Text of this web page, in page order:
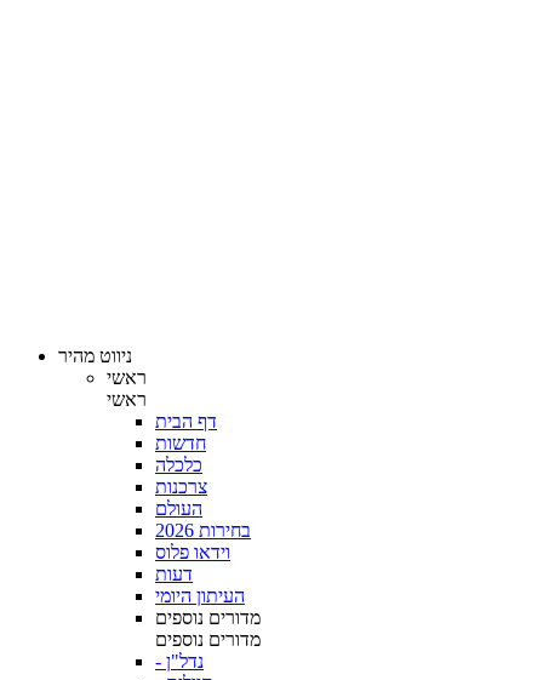
ניווט מהיר
ראשי
ראשי
דף הבית
חדשות
כלכלה
צרכנות
העולם
בחירות 2026
וידאו פלוס
דעות
העיתון היומי
מדורים נוספים
מדורים נוספים
- נדל"ן